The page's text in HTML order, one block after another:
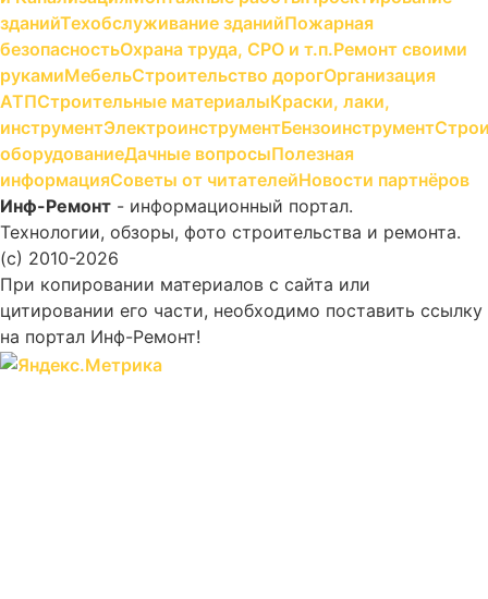
зданийТехобслуживание зданийПожарная
безопасностьОхрана труда, СРО и т.п.Ремонт своими
рукамиМебельСтроительство дорогОрганизация
АТПСтроительные материалыКраски, лаки,
инструментЭлектроинструментБензоинструмент
оборудованиеДачные вопросыПолезная
информацияСоветы от читателейНовости партнёров
Инф-Ремонт - информационный портал.
Технологии, обзоры, фото строительства и ремонта.
(c) 2010-2026
При копировании материалов с сайта или
цитировании его части, необходимо поставить ссылку
на портал Инф-Ремонт!